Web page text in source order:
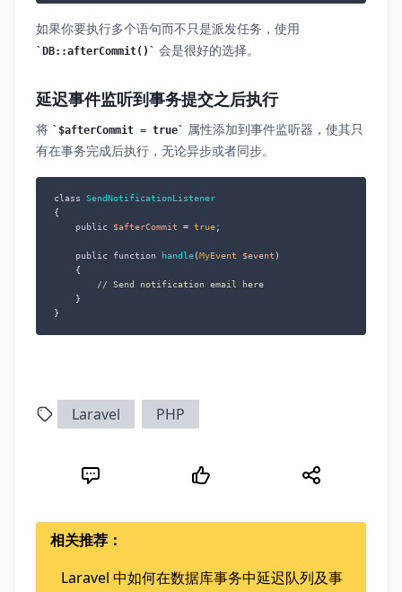
如果你要执行多个语句而不只是派发任务，使用
DB::afterCommit() 会是很好的选择。
延迟事件监听到事务提交之后执行
将 $afterCommit = true
属性添加到事件监听器，使其只
有在事务完成后执行，无论异步或者同步。
class
SendNotificationListener
{
public
$afterCommit = true;
public function handle(MyEvent $event )
{
// Send notification email here
    }
}
Laravel PHP
相关推荐：
Laravel 中如何在数据库事务中延迟队列及事